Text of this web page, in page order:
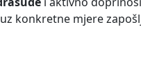
konkretne mjere